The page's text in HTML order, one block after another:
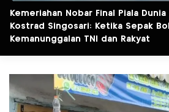
Kemeriahan Nobar Final Piala
Kostrad Singosari: Ketika Sepak
Kemanunggalan TNI dan Rakyat